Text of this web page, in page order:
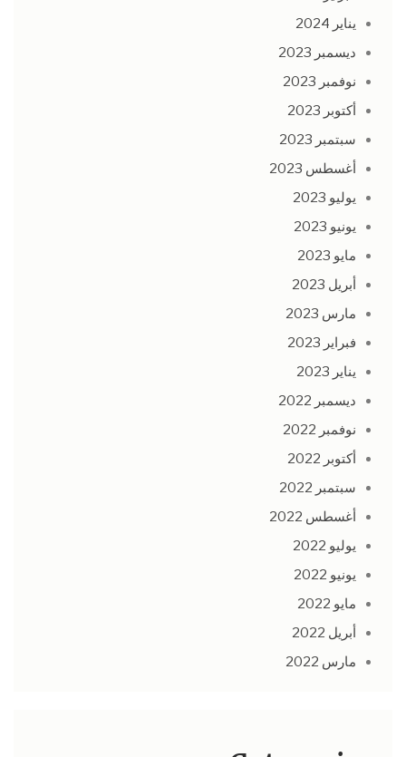
يناير 2024
ديسمبر 2023
نوفمبر 2023
أكتوبر 2023
سبتمبر 2023
أغسطس 2023
يوليو 2023
يونيو 2023
مايو 2023
أبريل 2023
مارس 2023
فبراير 2023
يناير 2023
ديسمبر 2022
نوفمبر 2022
أكتوبر 2022
سبتمبر 2022
أغسطس 2022
يوليو 2022
يونيو 2022
مايو 2022
أبريل 2022
مارس 2022